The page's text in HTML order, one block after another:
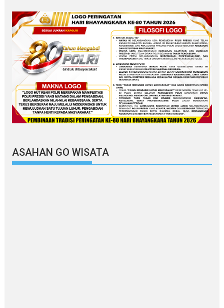
ASAHAN GO WISATA